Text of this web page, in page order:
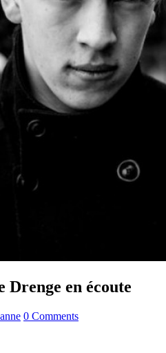
Drenge en écoute
0 Comments